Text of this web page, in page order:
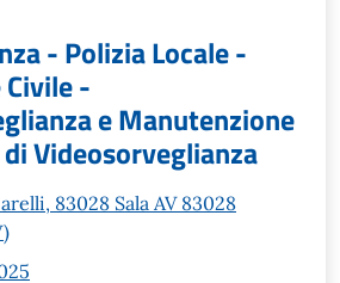
- Polizia Locale -
-
e Manutenzione
Videosorveglianza
83028 Sala AV 83028